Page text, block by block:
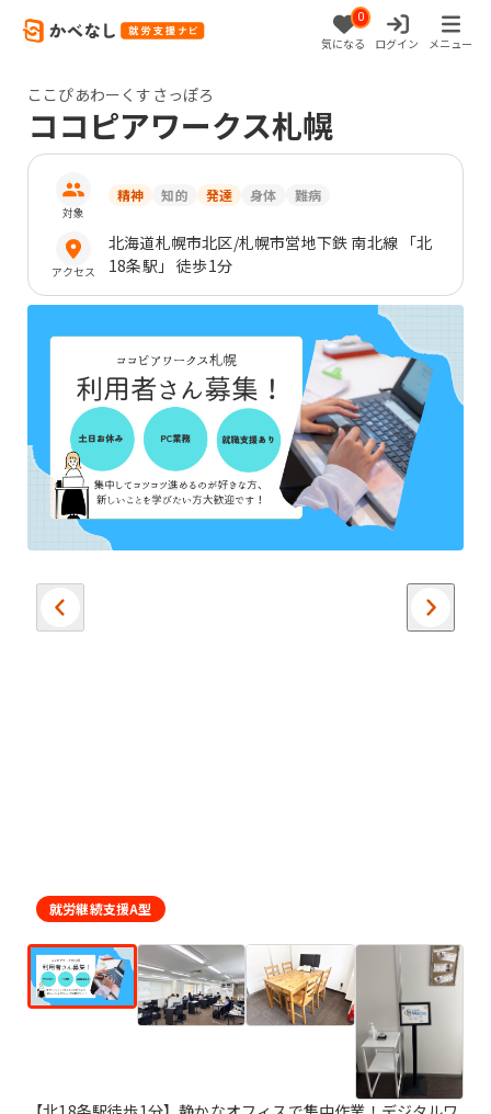
0
気になる ログイン メニュー
ここぴあわーくすさっぽろ
ココピアワークス札幌
対象
精神 知的 発達 身体 難病
アクセス
北海道札幌市北区/札幌市営地下鉄 南北線 「北
18条駅」 徒歩1分
就労継続支援A型